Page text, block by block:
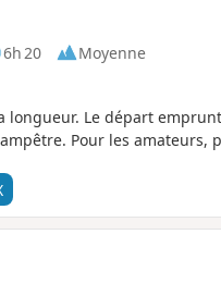
6h 20
Moyenne
longueur. Le départ
Pour les amateurs,